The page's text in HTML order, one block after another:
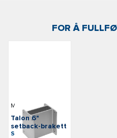
FOR Å
Talon 6"
setback-brakett
SKU: M1810220
Minn Kota